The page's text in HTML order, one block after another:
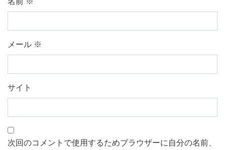
メール ※
サイト
次回のコメントで使用するためブラウザーに自分の名前、